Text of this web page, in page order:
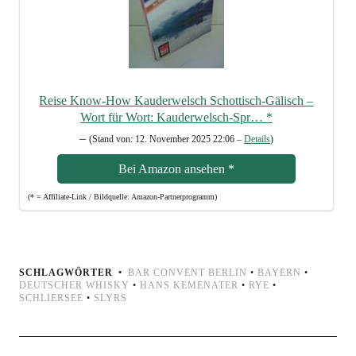
Rei­se Know-How Kau­der­welsch Schot­tisch-Gälisch –
Wort für Wort: Kau­der­welsch-Spr… *
– (Stand von: 12. Novem­ber 2025 22:06 – Details)
Bei Ama­zon anse­hen *
(* = Affi­lia­te-Link / Bild­quel­le: Amazon-Partnerprogramm)
SCHLAGWÖRTER BAR CONVENT BERLIN • BAYERN •
DEUTSCHER WHISKY • HANS KEMENATER • RYE •
SCHLIERSEE • SLYRS